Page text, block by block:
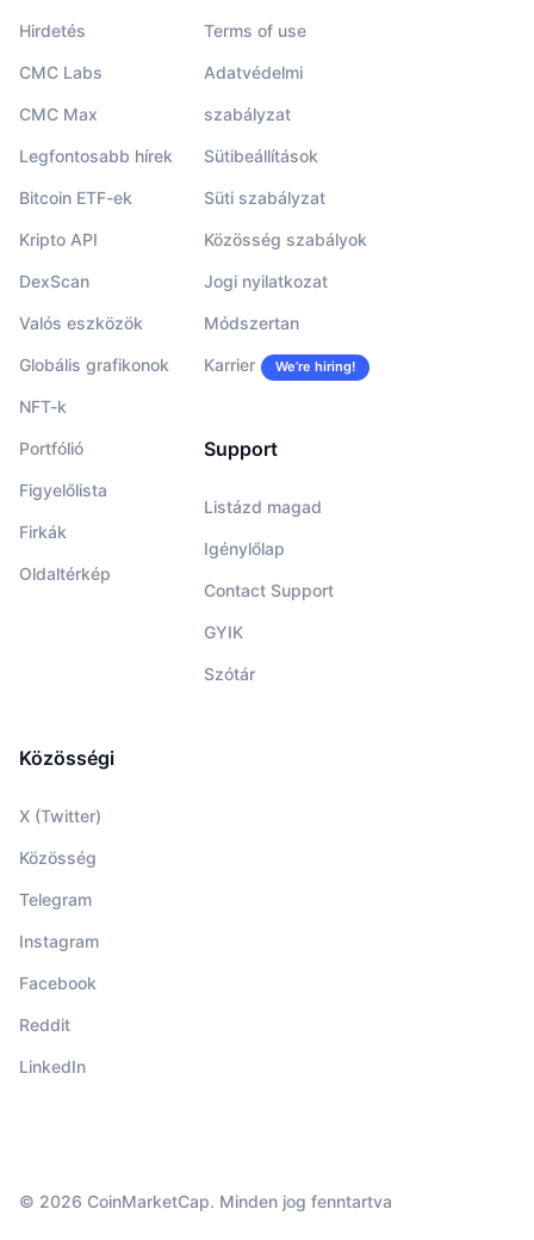
Hirdetés
CMC Labs
CMC Max
Legfontosabb hírek
Bitcoin ETF-ek
Kripto API
DexScan
Valós eszközök
Globális grafikonok
NFT-k
Portfólió
Figyelőlista
Firkák
Oldaltérkép
Terms of use
Adatvédelmi
szabályzat
Sütibeállítások
Süti szabályzat
Közösség szabályok
Jogi nyilatkozat
Módszertan
Karrier We’re hiring!
Support
Listázd magad
Igénylőlap
Contact Support
GYIK
Szótár
Közösségi
X (Twitter)
Közösség
Telegram
Instagram
Facebook
Reddit
LinkedIn
© 2026 CoinMarketCap. Minden jog fenntartva